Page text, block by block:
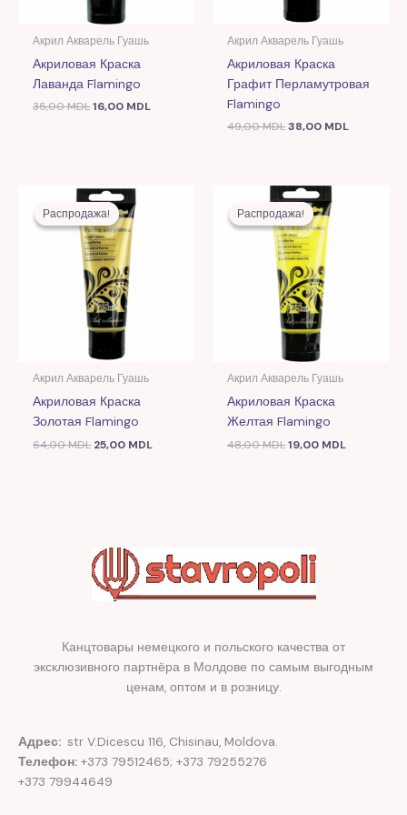
Акрил Акварель Гуашь
Акриловая Краска
Лаванда Flamingo
35,00MDL16,00 MDL
Акрил Акварель Гуашь
Акриловая Краска
Графит Перламутровая
Flamingo
49,00MDL38,00 MDL
Распродажа!
Распродажа!
Акрил Акварель Гуашь
Акриловая Краска
Золотая Flamingo
64,00MDL
Первоначальная
цена
составляла
64,00 MDL.
25,00 MDL
Распродажа!
Распродажа!
Акрил Акварель Гуашь
Акриловая Краска
Желтая Flamingo
48,00MDL
Первоначальная
цена
составляла
48,00 MDL.
19,00 MDL
Канцтовары немецкого и польского качества от
эксклюзивного партнёра в Молдове по самым выгодным
ценам, оптом и в розницу.
Адрес: str V.Dicescu 116, Chisinau, Moldova.
Телефон: +373 79512465; +373 79255276
+373 79944649